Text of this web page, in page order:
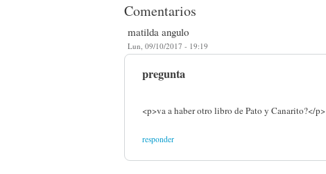
Comentarios
matilda angulo
Lun, 09/10/2017 - 19:19
pregunta
<p>va a haber otro libro de Pato y Canarito?</p>
responder